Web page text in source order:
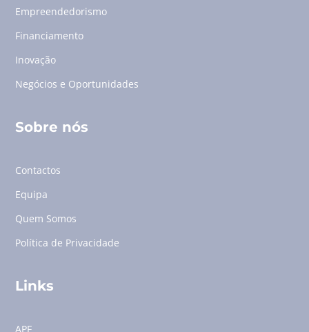
Empreendedorismo
Financiamento
Inovação
Negócios e Oportunidades
Sobre nós
Contactos
Equipa
Quem Somos
Política de Privacidade
Links
APF